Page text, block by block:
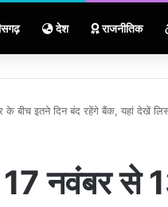
देश राजनीतिक
बीच इतने दिन बंद रहेंगे बैंक, यहां देखें
नवंबर से